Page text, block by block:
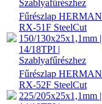
Szablyafűrészhez
Fűrészlap HERMAN
RX-51F SteelCut
150/130x25x1,1mm |
14/18TPI |
Szablyafűrészhez
Fűrészlap HERMAN
RX-52F SteelCut
225/205x25x1,1mm |